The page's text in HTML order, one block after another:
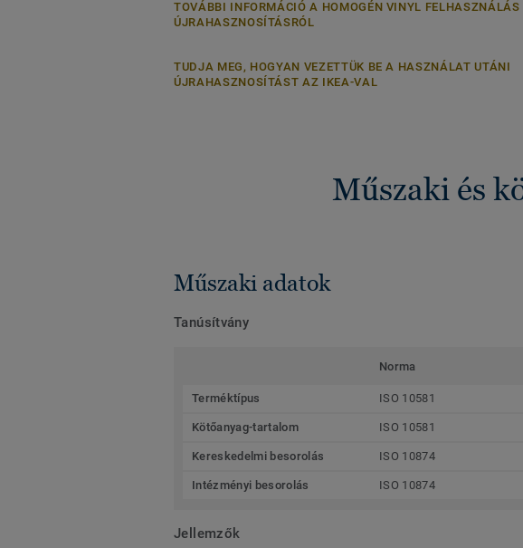
TOVÁBBI INFORMÁCIÓ A HOMOGÉN VINYL FELHASZNÁLÁS
ÚJRAHASZNOSÍTÁSRÓL
TUDJA MEG, HOGYAN VEZETTÜK BE A HASZNÁLAT UTÁNI
ÚJRAHASZNOSÍTÁST AZ IKEA-VAL
Műszaki és
Műszaki adatok
Tanúsítvány
Norma
Terméktípus ISO 10581
Kötőanyag-tartalom ISO 10581
Kereskedelmi besorolás ISO 10874
Intézményi besorolás ISO 10874
Jellemzők